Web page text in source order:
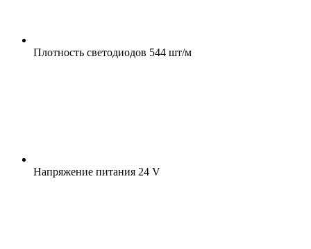
Плотность светодиодов 544 шт/м
Напряжение питания 24 V